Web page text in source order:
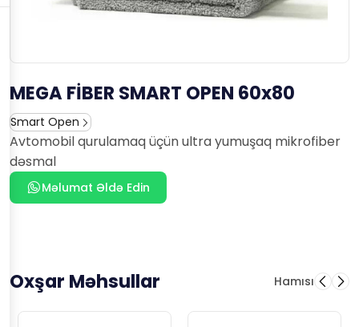
MEGA FİBER SMART OPEN 60x80
Smart Open
Avtomobil qurulamaq üçün ultra yumuşaq mikrofiber
dəsmal
Məlumat Əldə Edin
Oxşar Məhsullar Hamısı